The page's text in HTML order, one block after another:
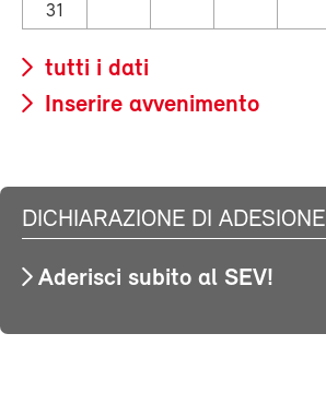
31
tutti i dati
Inserire avvenimento
DICHIARAZIONE DI ADESIONE
Aderisci subito al SEV!